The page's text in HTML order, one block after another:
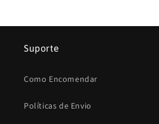
Suporte
Como Encomendar
Políticas de Envio